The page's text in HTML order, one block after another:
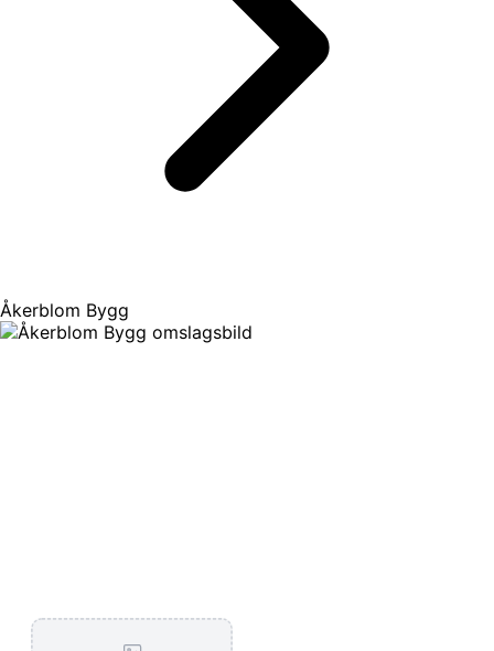
Åkerblom Bygg